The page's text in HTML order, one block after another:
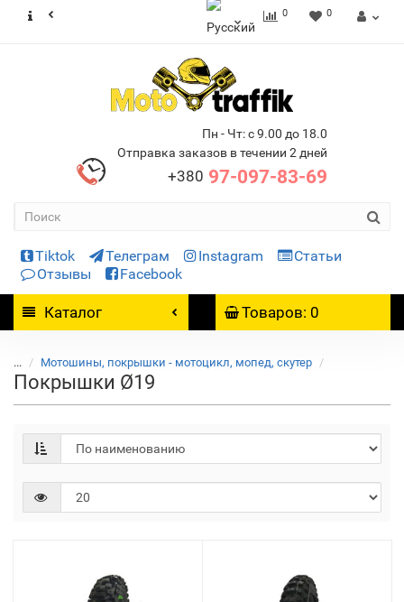
0 0
Пн - Чт: с 9.00 до 18.0
Отправка заказов в течении 2 дней
+380 97-097-83-69
Tiktok Телеграм Instagram
Статьи
Отзывы
Facebook
Каталог Товаров: 0
... Мотошины, покрышки - мотоцикл, мопед, скутер
Покрышки Ø19